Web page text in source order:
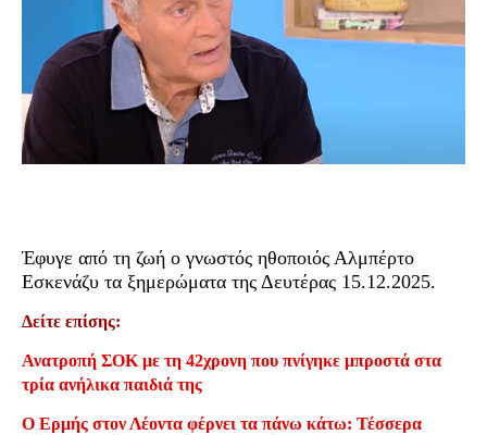
Έφυγε από τη ζωή ο γνωστός ηθοποιός Αλμπέρτο
Εσκενάζυ τα ξημερώματα της Δευτέρας 15.12.2025.
Δείτε επίσης:
Ανατροπή ΣΟΚ με τη 42χρονη που πνίγηκε μπροστά στα
τρία ανήλικα παιδιά της
Ο Ερμής στον Λέοντα φέρνει τα πάνω κάτω: Τέσσερα